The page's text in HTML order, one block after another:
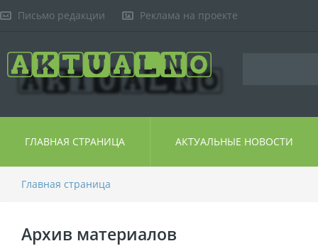
Письмо редакции Реклама на проекте
ГЛАВНАЯ СТРАНИЦА АКТУАЛЬНЫЕ НОВОСТИ
Главная страница
Архив материалов